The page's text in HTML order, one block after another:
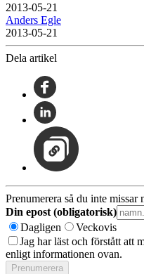
2013-05-21
Anders Egle
2013-05-21
Dela artikel
Prenumerera så du inte missar
Din epost (obligatorisk)
Dagligen
Veckovis
Jag har läst och förstått att
enligt informationen ovan.